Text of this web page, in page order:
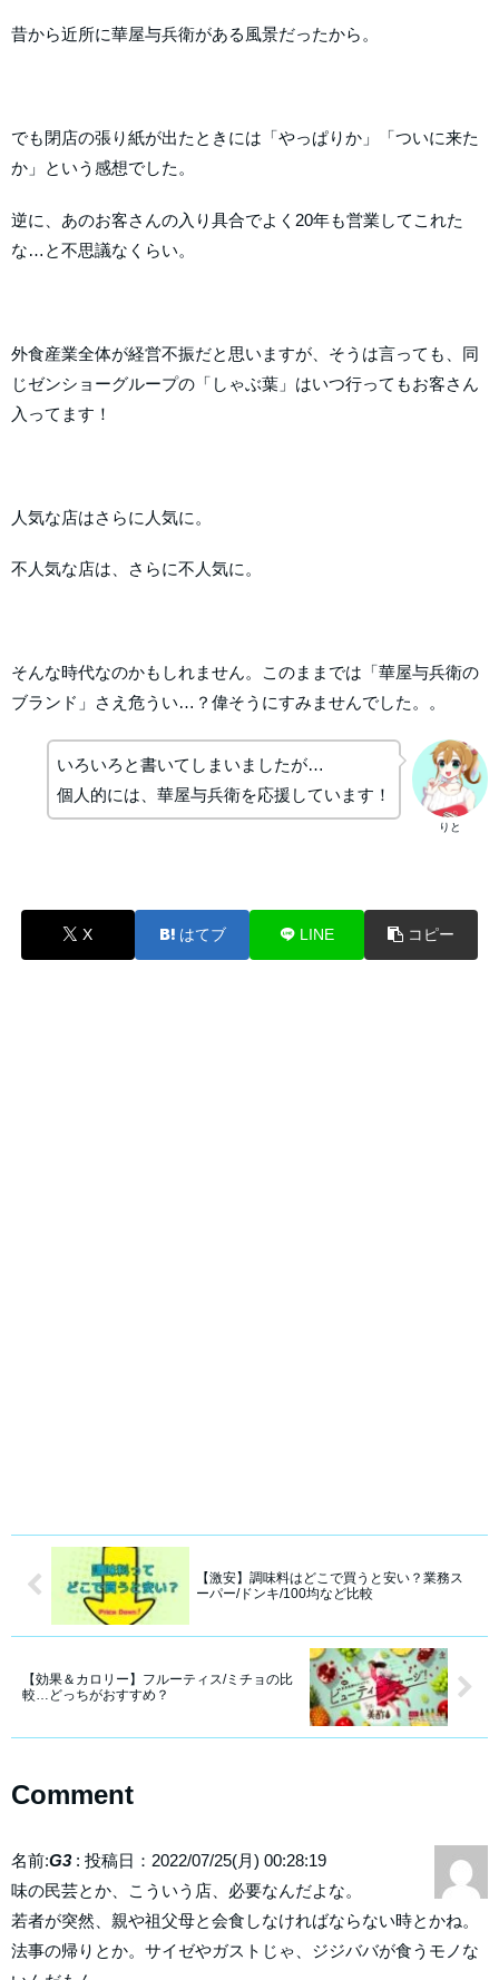
昔から近所に華屋与兵衛がある風景だったから。
でも閉店の張り紙が出たときには「やっぱりか」「ついに来た
か」という感想でした。
逆に、あのお客さんの入り具合でよく20年も営業してこれた
な…と不思議なくらい。
外食産業全体が経営不振だと思いますが、そうは言っても、同
じゼンショーグループの「しゃぶ葉」はいつ行ってもお客さん
入ってます！
人気な店はさらに人気に。
不人気な店は、さらに不人気に。
そんな時代なのかもしれません。このままでは「華屋与兵衛の
ブランド」さえ危うい…？偉そうにすみませんでした。。
りと
いろいろと書いてしまいましたが…
個人的には、華屋与兵衛を応援しています！
X はてブ LINE コピー
【激安】調味料はどこで買うと安い？業務ス
ーパー/ドンキ/100均など比較
【効果＆カロリー】フルーティス/ミチョの比
較…どっちがおすすめ？
Comment
名前:G3: 投稿日：2022/07/25(月) 00:28:19
味の民芸とか、こういう店、必要なんだよな。
若者が突然、親や祖父母と会食しなければならない時とかね。
法事の帰りとか。サイゼやガストじゃ、ジジババが食うモノな